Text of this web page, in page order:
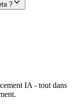
?
IA - tout dans